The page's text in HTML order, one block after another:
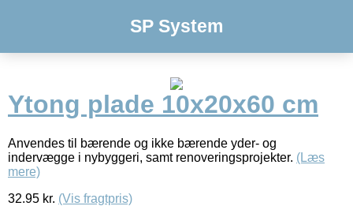
SP System
Ytong plade 10x20x60 cm
Anvendes til bærende og ikke bærende yder- og
indervægge i nybyggeri, samt renoveringsprojekter. (Læs
mere)
32.95 kr. (Vis fragtpris)